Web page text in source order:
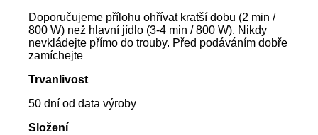
Doporučujeme přílohu ohřívat kratší dobu (2 min /
800 W) než hlavní jídlo (3-4 min / 800 W). Nikdy
nevkládejte přímo do trouby. Před podáváním dobře
zamíchejte
Trvanlivost
50 dní od data výroby
Složení